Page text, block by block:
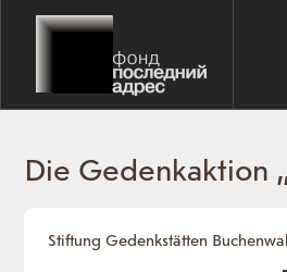
Die Gedenkaktion
Stiftung Gedenkstätten